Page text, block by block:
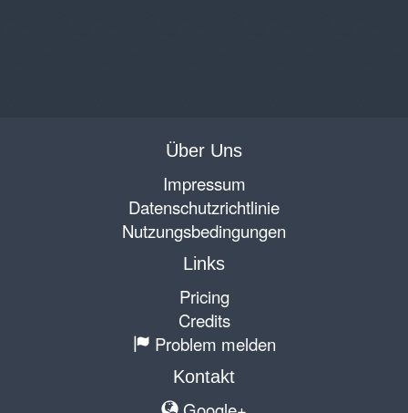
Über Uns
Impressum
Datenschutzrichtlinie
Nutzungsbedingungen
Links
Pricing
Credits
Problem melden
Kontakt